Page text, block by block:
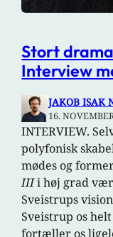
Stort
Interview
JAKOB ISAK
16.
INTERVIEW.
polyfonisk
mødes og
IIIi høj grad
Sveistrups
Sveistrup os
fortæller os